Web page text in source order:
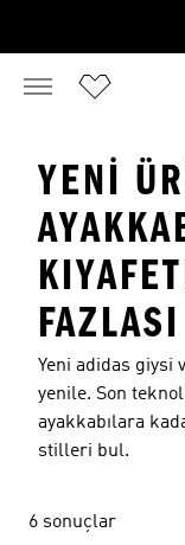
YENI
FAZLASI
Yeni adidas giysi
yenile. Son
ayakkabılara
stilleri bul.
6 sonuçlar